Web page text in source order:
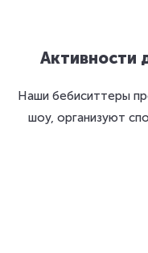
Активности
Наши бебиситтеры
шоу, организуют